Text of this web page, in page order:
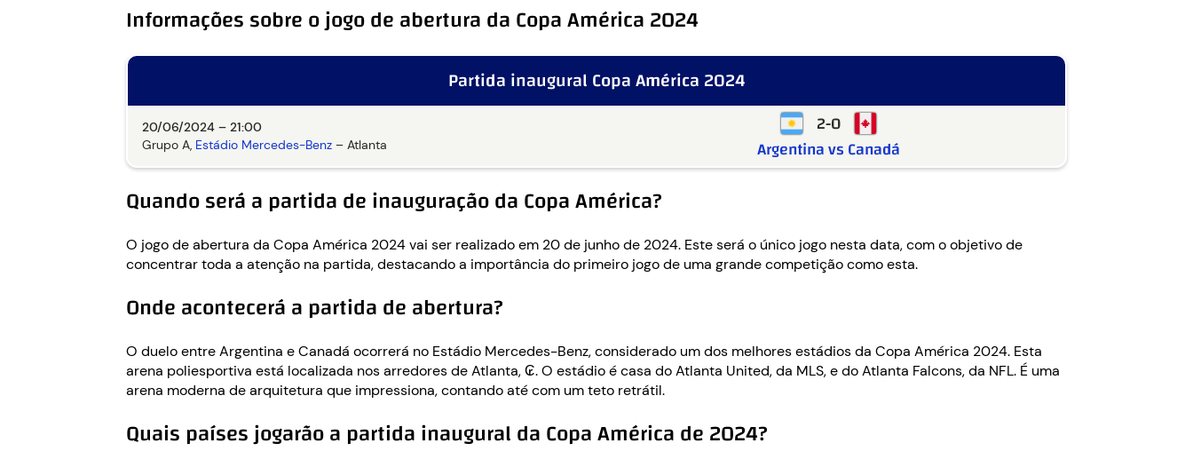
Informações sobre o jogo de abertura da Copa América 2024
Partida inaugural Copa América 2024
20/06/2024 – 21:00
Grupo A, Estádio Mercedes-Benz – Atlanta
2-0
Argentina vs Canadá
Quando será a partida de inauguração da Copa América?
O jogo de abertura da Copa América 2024 vai ser realizado em 20 de junho de 2024. Este será o único jogo nesta data, com o objetivo de
concentrar toda a atenção na partida, destacando a importância do primeiro jogo de uma grande competição como esta.
Onde acontecerá a partida de abertura?
O duelo entre Argentina e Canadá ocorrerá no Estádio Mercedes-Benz, considerado um dos melhores estádios da Copa América 2024. Esta
arena poliesportiva está localizada nos arredores de Atlanta, ₢. O estádio é casa do Atlanta United, da MLS, e do Atlanta Falcons, da NFL. É uma
arena moderna de arquitetura que impressiona, contando até com um teto retrátil.
Quais países jogarão a partida inaugural da Copa América de 2024?